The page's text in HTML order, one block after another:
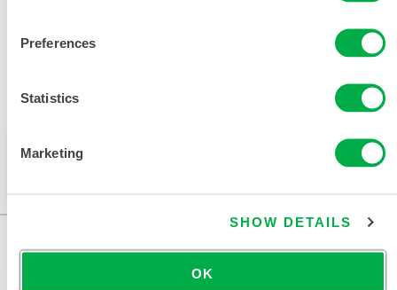
Preferences
Statistics
Marketing
SHOW DETAILS
OK
可在以下销售区域购买：欧洲、亚洲、印度。
此产品通常不在您所在的区域销售。您可以在页面顶部